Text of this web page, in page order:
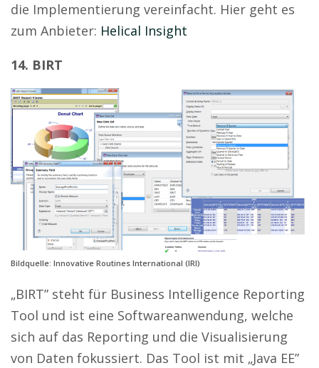
die Implementierung vereinfacht. Hier geht es
zum Anbieter: Helical Insight
14. BIRT
Bildquelle: Innovative Routines International (IRI)
„BIRT” steht für Business Intelligence Reporting
Tool und ist eine Softwareanwendung, welche
sich auf das Reporting und die Visualisierung
von Daten fokussiert. Das Tool ist mit „Java EE”